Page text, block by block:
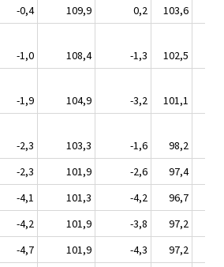
-0,4 109,9 0,2 103,6
-1,0 108,4 -1,3 102,5
-1,9 104,9 -3,2 101,1
-2,3 103,3 -1,6 98,2
-2,3 101,9 -2,6 97,4
-4,1 101,3 -4,2 96,7
-4,2 101,9 -3,8 97,2
-4,7 101,9 -4,3 97,2